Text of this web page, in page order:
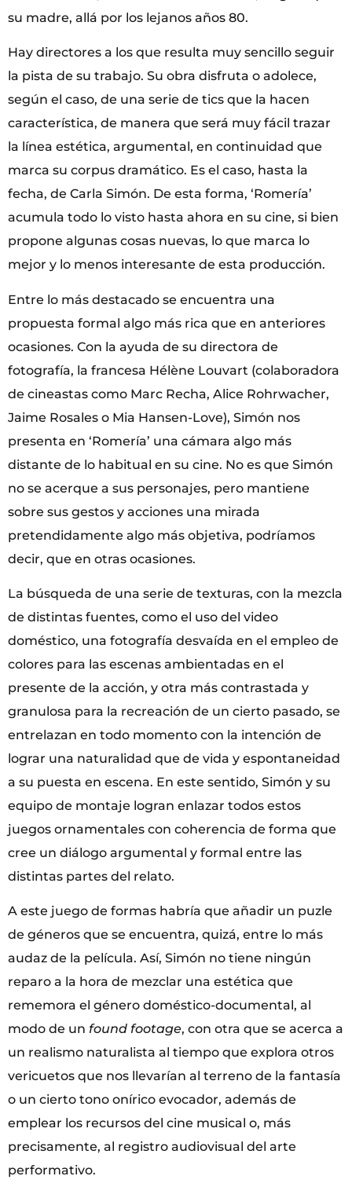
su madre, allá por los lejanos años 80.
Hay directores a los que resulta muy sencillo seguir
la pista de su trabajo. Su obra disfruta o adolece,
según el caso, de una serie de tics que la hacen
característica, de manera que será muy fácil trazar
la línea estética, argumental, en continuidad que
marca su corpus dramático. Es el caso, hasta la
fecha, de Carla Simón. De esta forma, ‘Romería’
acumula todo lo visto hasta ahora en su cine, si bien
propone algunas cosas nuevas, lo que marca lo
mejor y lo menos interesante de esta producción.
Entre lo más destacado se encuentra una
propuesta formal algo más rica que en anteriores
ocasiones. Con la ayuda de su directora de
fotografía, la francesa Hélène Louvart (colaboradora
de cineastas como Marc Recha, Alice Rohrwacher,
Jaime Rosales o Mia Hansen-Love), Simón nos
presenta en ‘Romería’ una cámara algo más
distante de lo habitual en su cine. No es que Simón
no se acerque a sus personajes, pero mantiene
sobre sus gestos y acciones una mirada
pretendidamente algo más objetiva, podríamos
decir, que en otras ocasiones.
La búsqueda de una serie de texturas, con la mezcla
de distintas fuentes, como el uso del video
doméstico, una fotografía desvaída en el empleo de
colores para las escenas ambientadas en el
presente de la acción, y otra más contrastada y
granulosa para la recreación de un cierto pasado, se
entrelazan en todo momento con la intención de
lograr una naturalidad que de vida y espontaneidad
a su puesta en escena. En este sentido, Simón y su
equipo de montaje logran enlazar todos estos
juegos ornamentales con coherencia de forma que
cree un diálogo argumental y formal entre las
distintas partes del relato.
A este juego de formas habría que añadir un puzle
de géneros que se encuentra, quizá, entre lo más
audaz de la película. Así, Simón no tiene ningún
reparo a la hora de mezclar una estética que
rememora el género doméstico-documental, al
modo de un found footage, con otra que se acerca a
un realismo naturalista al tiempo que explora otros
vericuetos que nos llevarían al terreno de la fantasía
o un cierto tono onírico evocador, además de
emplear los recursos del cine musical o, más
precisamente, al registro audiovisual del arte
performativo.